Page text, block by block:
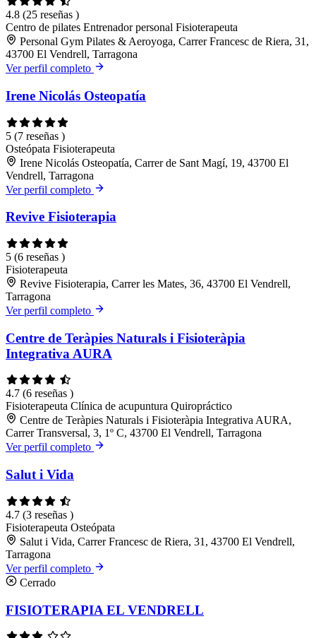
4.8 (25 reseñas )
Centro de pilates Entrenador personal Fisioterapeuta
Personal Gym Pilates & Aeroyoga, Carrer Francesc de Riera, 31,
43700 El Vendrell, Tarragona
Ver perfil completo
Irene Nicolás Osteopatía
5 (7 reseñas )
Osteópata Fisioterapeuta
Irene Nicolás Osteopatía, Carrer de Sant Magí, 19, 43700 El
Vendrell, Tarragona
Ver perfil completo
Revive Fisioterapia
5 (6 reseñas )
Fisioterapeuta
Revive Fisioterapia, Carrer les Mates, 36, 43700 El Vendrell,
Tarragona
Ver perfil completo
Centre de Teràpies Naturals i Fisioteràpia
Integrativa AURA
4.7 (6 reseñas )
Fisioterapeuta Clínica de acupuntura Quiropráctico
Centre de Teràpies Naturals i Fisioteràpia Integrativa AURA,
Carrer Transversal, 3, 1º C, 43700 El Vendrell, Tarragona
Ver perfil completo
Salut i Vida
4.7 (3 reseñas )
Fisioterapeuta Osteópata
Salut i Vida, Carrer Francesc de Riera, 31, 43700 El Vendrell,
Tarragona
Ver perfil completo
Cerrado
FISIOTERAPIA EL VENDRELL